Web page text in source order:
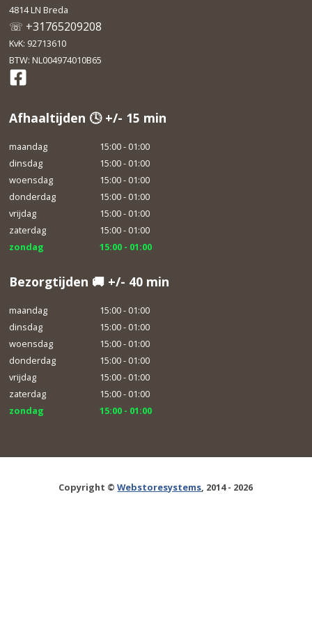
4814 LN Breda
☏ +31765209208
KvK: 92713610
BTW: NL004974010B65
Afhaaltijden 🕓 +/- 15 min
maandag
15:00 - 01:00
dinsdag
15:00 - 01:00
woensdag
15:00 - 01:00
donderdag
15:00 - 01:00
vrijdag
15:00 - 01:00
zaterdag
15:00 - 01:00
zondag
15:00 - 01:00
Bezorgtijden 🚚 +/- 40 min
maandag
15:00 - 01:00
dinsdag
15:00 - 01:00
woensdag
15:00 - 01:00
donderdag
15:00 - 01:00
vrijdag
15:00 - 01:00
zaterdag
15:00 - 01:00
zondag
15:00 - 01:00
Copyright ©Webstoresystems, 2014 - 2026